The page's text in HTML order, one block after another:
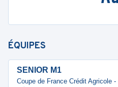
ÉQUIPES
SENIOR M1
Coupe de France Crédit Agricole